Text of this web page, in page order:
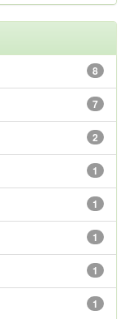
8
7
2
1
1
1
1
1